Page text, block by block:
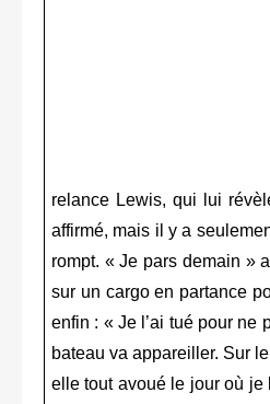
relance Lewis, qui lui
affirmé, mais il y a
rompt. « Je pars demain »
sur un cargo en partance
enfin : « Je l’ai tué pour ne
bateau va appareiller. Sur
elle tout avoué le jour où je